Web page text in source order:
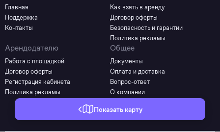
Показать карту
Главная
Поддержка
Контакты
Как взять в аренду
Договор оферты
Безопасность и гарантии
Политика рекламы
Арендодателю
Работа с площадкой
Договор оферты
Регистрация кабинета
Политика рекламы
Общее
Документы
Оплата и доставка
Вопрос-ответ
О компании